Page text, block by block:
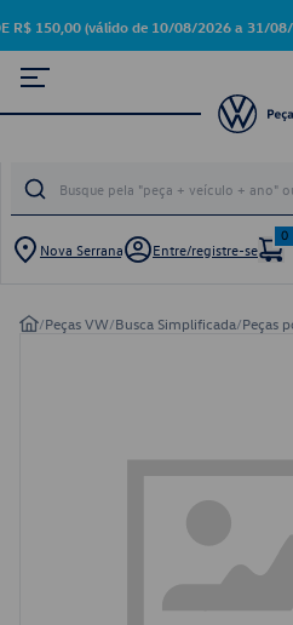
R$ 150,00 (válido de 10/08/2026 a 31/
Nova Serrana Entre/registre-se
0
/Peças VW/Busca Simplificada/Peças